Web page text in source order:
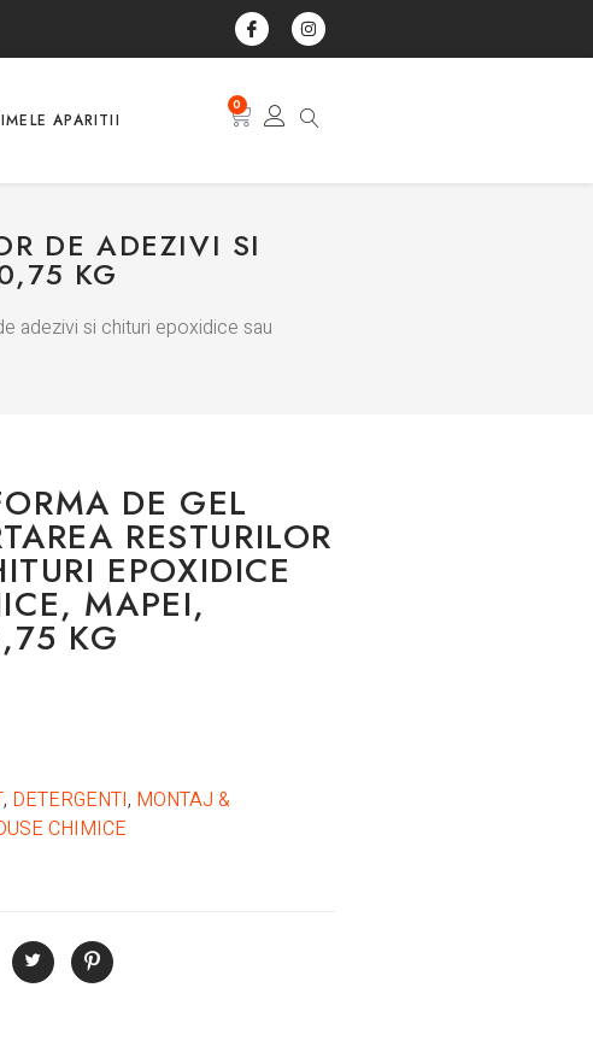
APARITII
0
DE ADEZIVI SI
KG
adezivi si chituri epoxidice sau
DE GEL
RESTURILOR
EPOXIDICE
MAPEI,
KG
, DETERGENTI, MONTAJ &
CHIMICE